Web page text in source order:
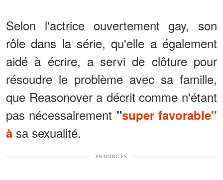
Selon l'actrice ouvertement gay, son
rôle dans la série, qu'elle a également
aidé à écrire, a servi de clôture pour
résoudre le problème avec sa famille,
que Reasonover a décrit comme n'étant
pas nécessairement "super favorable''
à sa sexualité.
ANNONCES